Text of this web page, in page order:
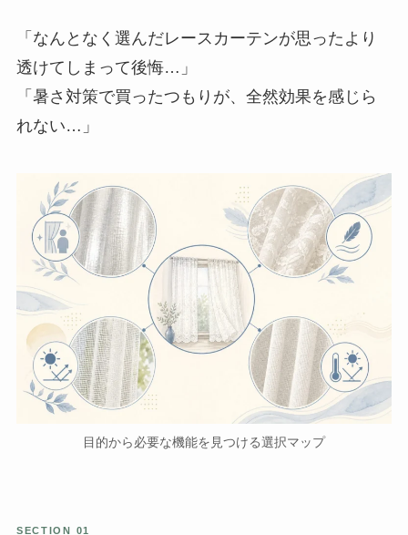
「なんとなく選んだレースカーテンが思ったより
透けてしまって後悔…」
「暑さ対策で買ったつもりが、全然効果を感じら
れない…」
目的から必要な機能を見つける選択マップ